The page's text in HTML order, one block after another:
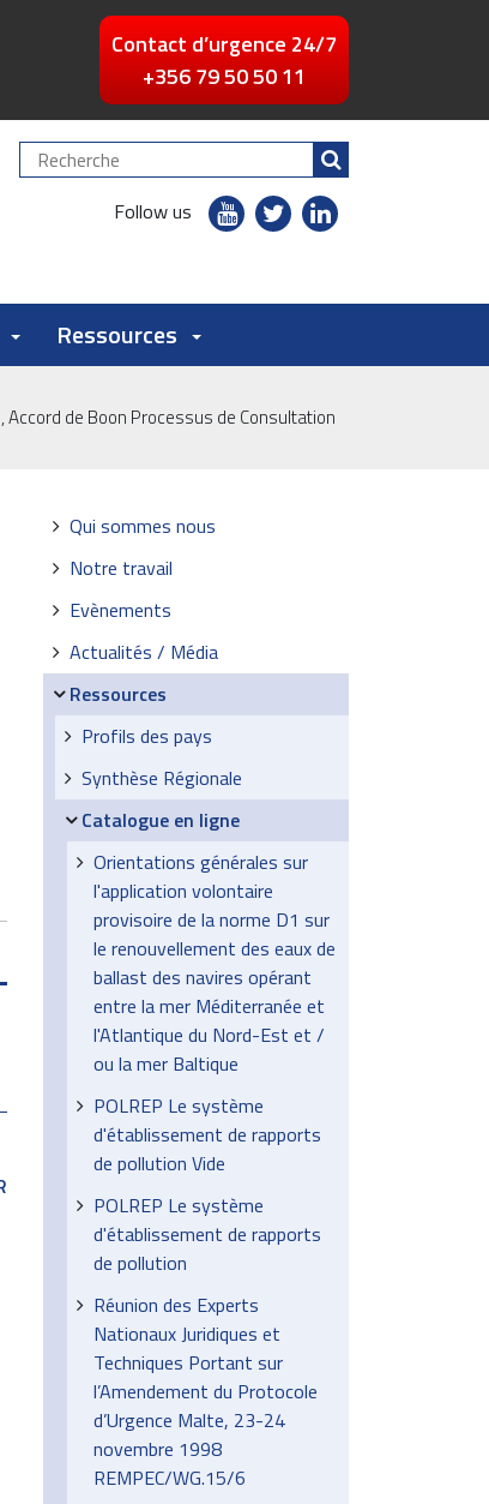
Contact d’urgence 24/7
+356 79 50 50 11
Chercher
par
Follow us
youtubetwitterlinkedin
Ressources
de Boon Processus de Consultation
Navigation
Qui sommes nous
Notre travail
Evènements
Actualités / Média
Ressources
Profils des pays
Synthèse Régionale
Catalogue en ligne
Orientations générales sur
l'application volontaire
provisoire de la norme D1 sur
le renouvellement des eaux de
ballast des navires opérant
entre la mer Méditerranée et
l'Atlantique du Nord-Est et /
ou la mer Baltique
POLREP Le système
d'établissement de rapports
de pollution Vide
POLREP Le système
d'établissement de rapports
de pollution
Réunion des Experts
Nationaux Juridiques et
Techniques Portant sur
l’Amendement du Protocole
d’Urgence Malte, 23-24
novembre 1998
REMPEC/WG.15/6